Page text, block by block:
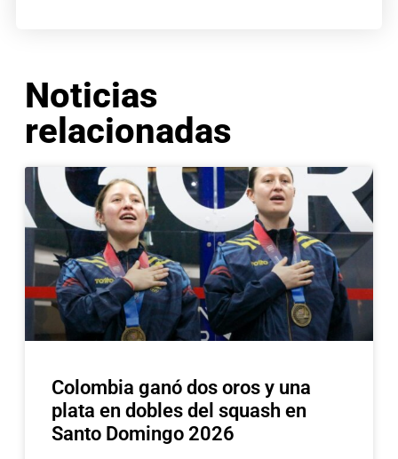
Noticias
relacionadas
Colombia ganó dos oros y una
plata en dobles del squash en
Santo Domingo 2026